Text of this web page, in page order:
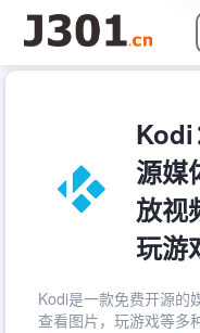
Kodi
源媒
放视
玩游
Kodi是一款免费开源的
查看图片，玩游戏等多